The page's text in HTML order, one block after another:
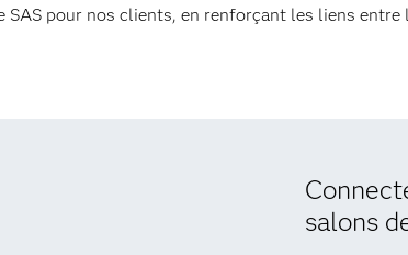
SAS pour nos clients, en renforçant les liens
salons